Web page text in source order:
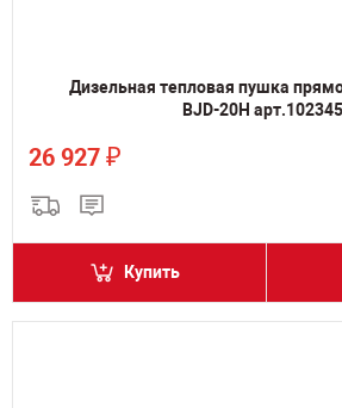
Дизельная тепловая пушка
BJD-20H
26 927 ₽
Купить